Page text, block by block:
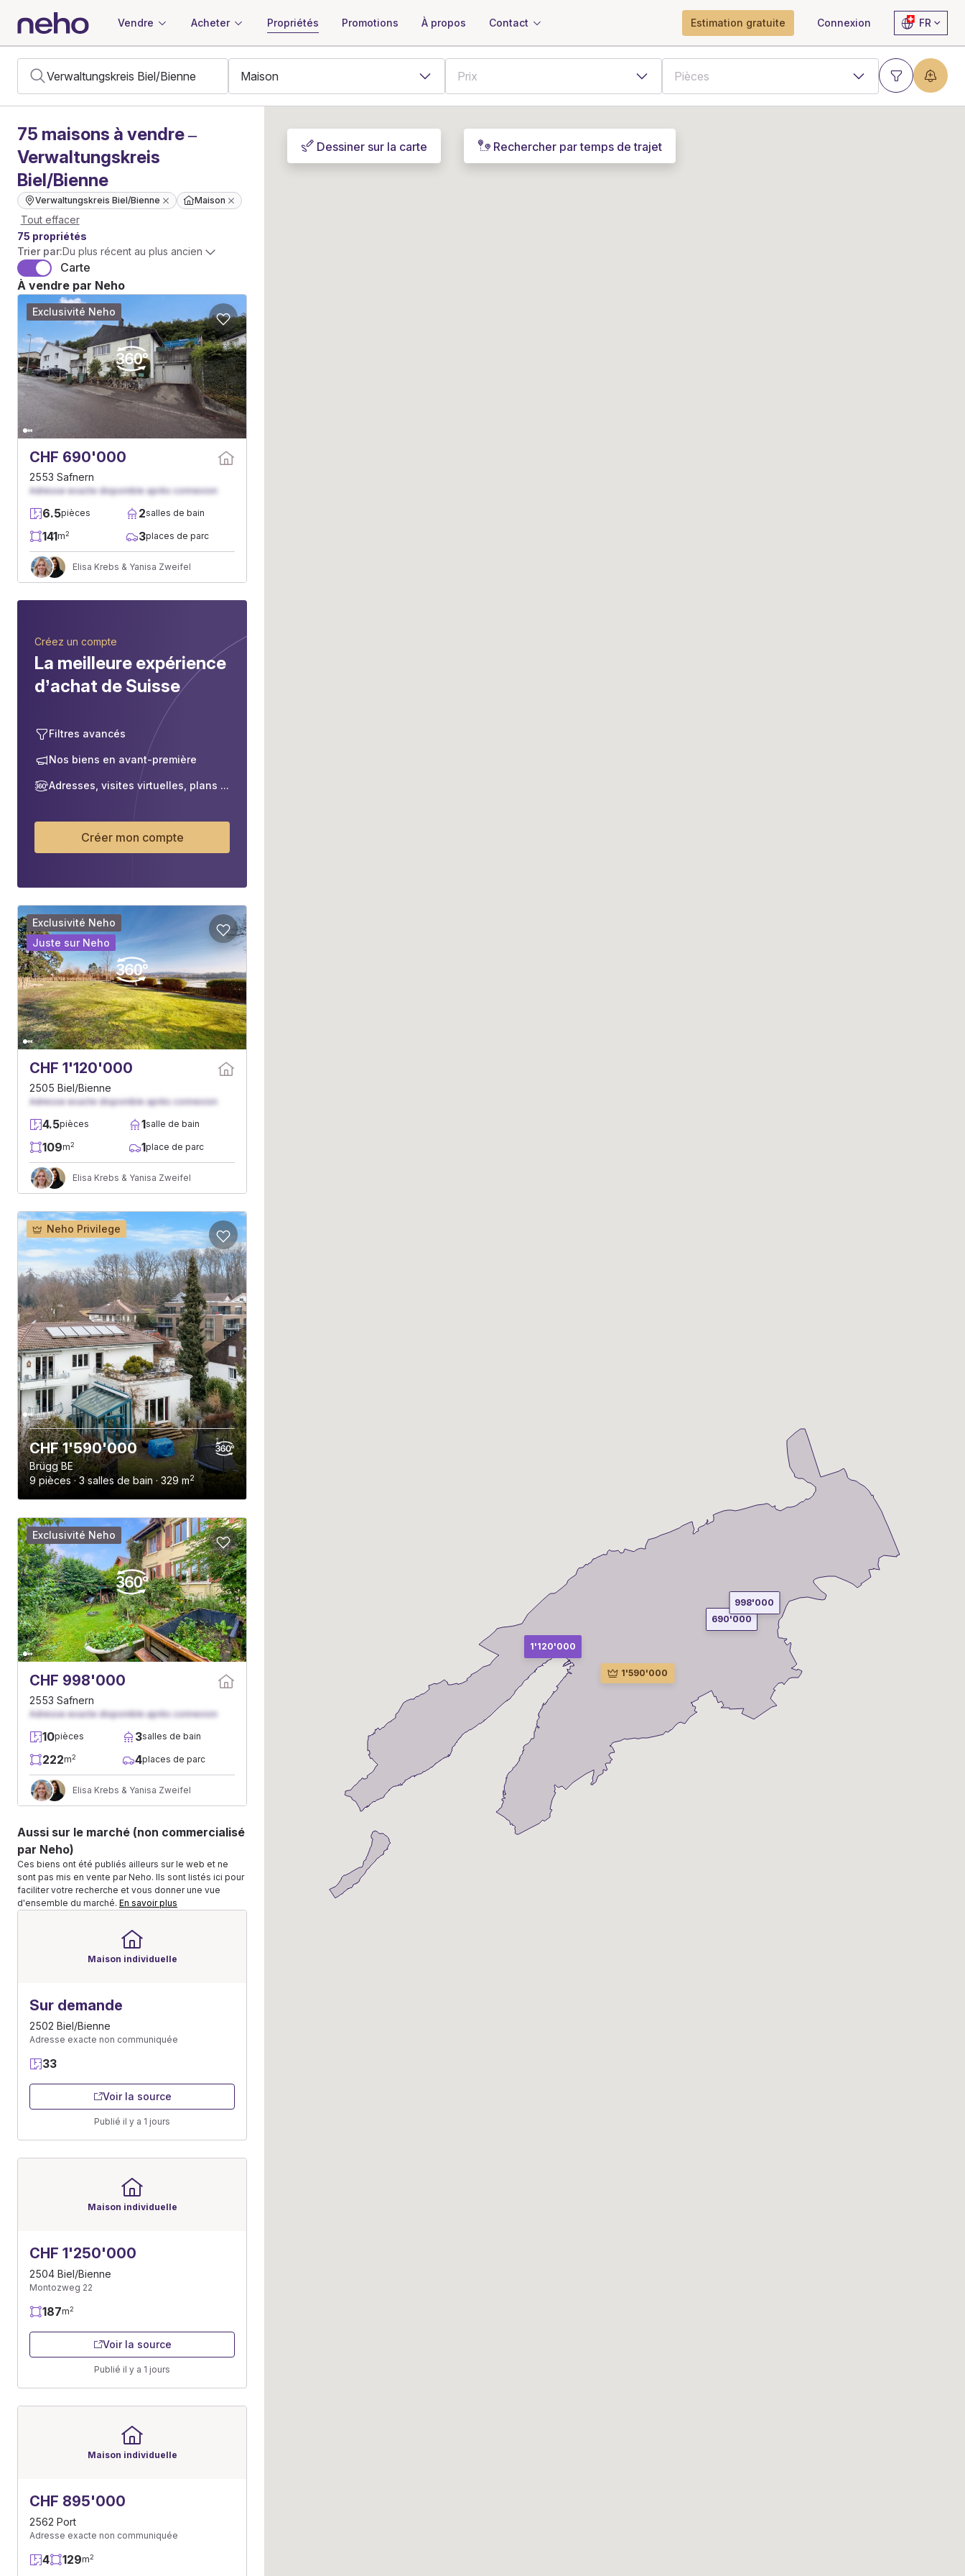
Vendre Acheter Propriétés Promotions À propos Contact Estimation gratuite Connexion FR
75 maisons à vendre –
Verwaltungskreis
Biel/Bienne
Verwaltungskreis Biel/Bienne Maison
Tout effacer
75 propriétés
Trier par:Du plus récent au plus ancien
Carte
À vendre par Neho
CHF 690'000
2553 Safnern
Adresse exacte disponible après connexion
6.5pièces 2salles de bain
141m2 3places de parc
Elisa Krebs & Yanisa Zweifel
Exclusivité Neho
Créez un compte
La meilleure expérience
d’achat de Suisse
Filtres avancés
Nos biens en avant-première
Adresses, visites virtuelles, plans ...
Créer mon compte
CHF 1'120'000
2505 Biel/Bienne
Adresse exacte disponible après connexion
4.5pièces 1salle de bain
109m2 1place de parc
Elisa Krebs & Yanisa Zweifel
Exclusivité Neho
Juste sur Neho
CHF 1'590'000
Brügg BE
9 pièces · 3 salles de bain · 329 m2
Neho Privilege
CHF 998'000
2553 Safnern
Adresse exacte disponible après connexion
10pièces 3salles de bain
222m2 4places de parc
Elisa Krebs & Yanisa Zweifel
Exclusivité Neho
Aussi sur le marché (non commercialisé
par Neho)
Ces biens ont été publiés ailleurs sur le web et ne
sont pas mis en vente par Neho. Ils sont listés ici pour
faciliter votre recherche et vous donner une vue
d'ensemble du marché. En savoir plus
Maison individuelle
Sur demande
2502 Biel/Bienne
Adresse exacte non communiquée
33
Voir la source
Publié il y a 1 jours
Maison individuelle
CHF 1'250'000
2504 Biel/Bienne
Montozweg 22
187m2
Voir la source
Publié il y a 1 jours
Maison individuelle
CHF 895'000
2562 Port
Adresse exacte non communiquée
4 129m2
Dessiner sur la carte Rechercher par temps de trajet
690'000
1'120'000
1'590'000
998'000